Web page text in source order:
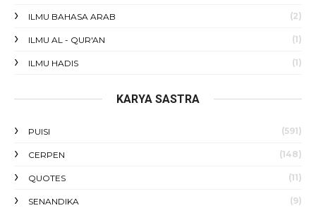
ILMU BAHASA ARAB (2)
ILMU AL - QUR'AN (1)
ILMU HADIS (1)
KARYA SASTRA
PUISI (591)
CERPEN (148)
QUOTES (11)
SENANDIKA (9)